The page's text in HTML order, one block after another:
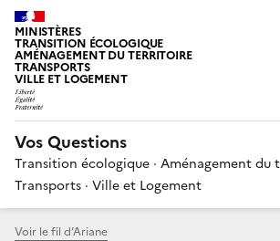
MINISTÈRES
TRANSITION ÉCOLOGIQUE
AMÉNAGEMENT DU TERRITOIRE
TRANSPORTS
VILLE ET LOGEMENT
Vos Questions
Transition écologique · Aménagement du
Transports · Ville et Logement
Voir le fil d’Ariane